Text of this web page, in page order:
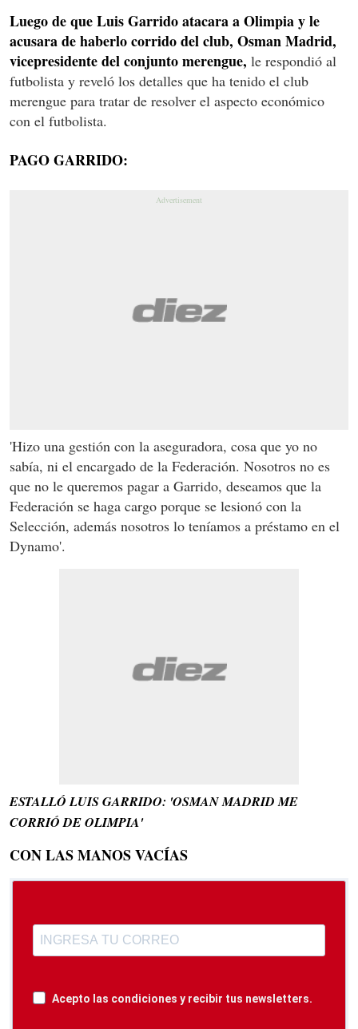
Luego de que Luis Garrido atacara a Olimpia y le
acusara de haberlo corrido del club, Osman Madrid,
vicepresidente del conjunto merengue, le respondió al
futbolista y reveló los detalles que ha tenido el club
merengue para tratar de resolver el aspecto económico
con el futbolista.
PAGO GARRIDO:
'Hizo una gestión con la aseguradora, cosa que yo no
sabía, ni el encargado de la Federación. Nosotros no es
que no le queremos pagar a Garrido, deseamos que la
Federación se haga cargo porque se lesionó con la
Selección, además nosotros lo teníamos a préstamo en el
Dynamo'.
ESTALLÓ LUIS GARRIDO: 'OSMAN MADRID ME
CORRIÓ DE OLIMPIA'
CON LAS MANOS VACÍAS
Acepto las condiciones y recibir tus newsletters.